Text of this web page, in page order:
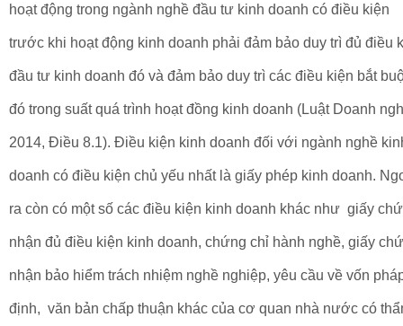
hoạt động trong ngành nghề đầu tư kinh doanh có điều kiện
trước khi hoạt động kinh doanh phải đảm bảo duy trì đủ điều
đầu tư kinh doanh đó và đảm bảo duy trì các điều kiện bắt
đó trong suất quá trình hoạt đồng kinh doanh (Luật Doanh
2014, Điều 8.1). Điều kiện kinh doanh đối với ngành nghề
doanh có điều kiện chủ yếu nhất là giấy phép kinh doanh.
ra còn có một số các điều kiện kinh doanh khác như giấy
nhận đủ điều kiện kinh doanh, chứng chỉ hành nghề, giấy
nhận bảo hiểm trách nhiệm nghề nghiệp, yêu cầu về vốn
định, văn bản chấp thuận khác của cơ quan nhà nước có